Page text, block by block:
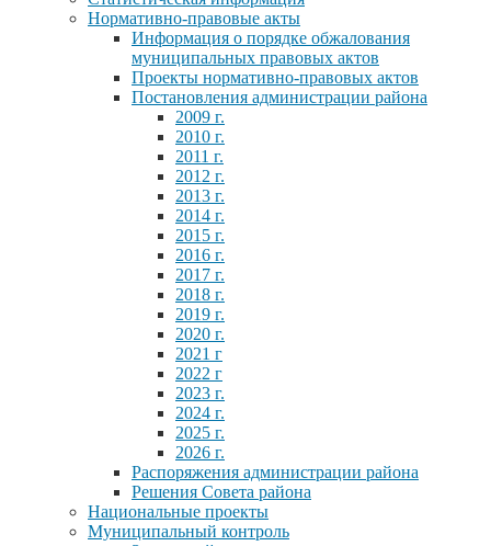
Нормативно-правовые акты
Информация о порядке обжалования
муниципальных правовых актов
Проекты нормативно-правовых актов
Постановления администрации района
2009 г.
2010 г.
2011 г.
2012 г.
2013 г.
2014 г.
2015 г.
2016 г.
2017 г.
2018 г.
2019 г.
2020 г.
2021 г
2022 г
2023 г.
2024 г.
2025 г.
2026 г.
Распоряжения администрации района
Решения Совета района
Национальные проекты
Муниципальный контроль